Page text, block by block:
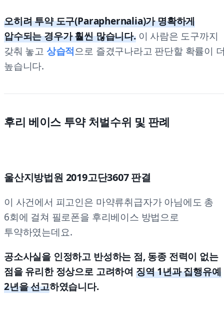
오히려 투약 도구(Paraphernalia)가 명확하게
압수되는 경우가 훨씬 많습니다.이 사람은 도구까지
갖춰 놓고 상습적으로 즐겼구나라고 판단할 확률이
높습니다.
후리 베이스 투약 처벌수위 및 판례
울산지방법원 2019고단3607 판결
이 사건에서 피고인은 마약류취급자가 아님에도 총
6회에 걸쳐 필로폰을 후리베이스 방법으로
투약하였는데요.
공소사실을 인정하고 반성하는 점, 동종 전력이 없는
점을 유리한 정상으로 고려하여 징역 1년과 집행유예
2년을 선고하였습니다.